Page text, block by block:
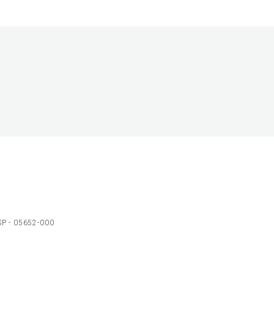
- 05652-000